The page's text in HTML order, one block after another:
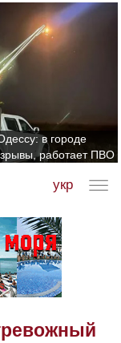
в городе
работает ПВО
укр